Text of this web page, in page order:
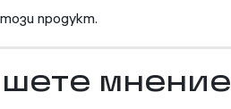
продукт.
мнение